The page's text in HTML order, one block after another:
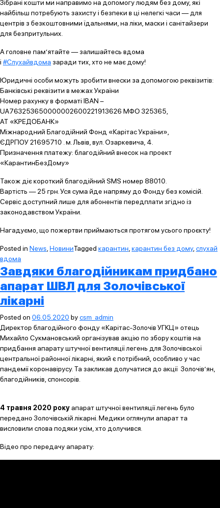
Зібрані кошти ми направимо на допомогу людям без дому, які
найбільш потребують захисту і безпеки в ці нелегкі часи — для
центрів з безкоштовними їдальнями, на ліки, маски і санітайзери
для безпритульних.
А головне пам’ятайте — залишайтесь вдома
і #Слухайвдома заради тих, хто не має дому!
Юридичні особи можуть зробити внески за допомогою реквізитів:
Банківські реквізити в межах України
Номер рахунку в форматі IBAN –
UA763253650000002600221913626 МФО 325365,
АТ «КРЕДОБАНК»
Міжнародний Благодійний Фонд «Карітас України»,
ЄДРПОУ 21695710 . м. Львів, вул. Озаркевича, 4.
Призначення платежу: благодійний внесок на проект
«КарантинБезДому»
Також діє короткий благодійний SMS номер 88010.
Вартість — 25 грн. Уся сума йде напряму до Фонду без комісій.
Сервіс доступний лише для абонентів передплати згідно із
законодавством України.
Нагадуємо, що пожертви приймаються протягом усього проєкту!
Posted in News НовиниTagged карантин карантин без дому, слухай
вдома
Завдяки благодійникам придбано
апарат ШВЛ для Золочівської
лікарні
Posted on 06.05.2020 bycsm_admin
Директор благодійного фонду «Карітас-Золочів УГКЦ» отець
Михайло Сукмановський організував акцію по збору коштів на
придбання апарату штучної вентиляції легень для Золочівської
центральної районної лікарні, який є потрібний, особливо у час
пандемії коронавірусу. Та закликав долучатися до акції Золочів’ян,
благодійників, спонсорів.
4 травня 2020 року апарат штучної вентиляції легень було
передано Золочівській лікарні. Медики оглянули апарат та
висловили слова подяки усім, хто долучився.
Відео про передачу апарату: